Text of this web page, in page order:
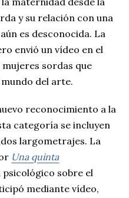
y su relación con una
es desconocida. La
envió un vídeo en el
mujeres sordas que
del arte.
reconocimiento a la
categoría se incluyen
largometrajes. La
Una quinta
sobre el
mediante vídeo,